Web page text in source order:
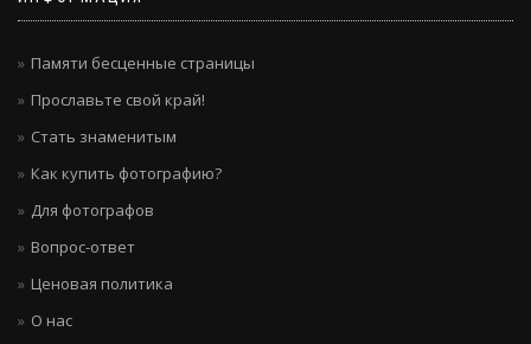
Памяти бесценные страницы
Прославьте свой край!
Стать знаменитым
Как купить фотографию?
Для фотографов
Вопрос-ответ
Ценовая политика
О нас